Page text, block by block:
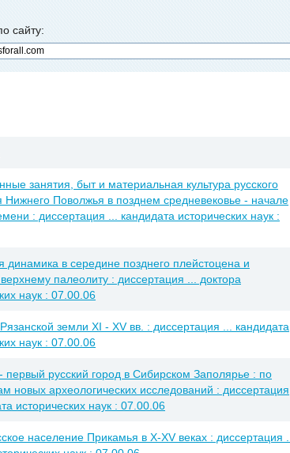
сайту:
занятия, быт и материальная культура русского
Нижнего Поволжья в позднем средневековье - начале
: диссертация ... кандидата исторических наук :
динамика в середине позднего плейстоцена и
палеолиту : диссертация ... доктора
наук : 07.00.06
земли XI - XV вв. : диссертация ... кандидата
наук : 07.00.06
первый русский город в Сибирском Заполярье : по
новых археологических исследований : диссертация
исторических наук : 07.00.06
население Прикамья в X-XV веках : диссертация ...